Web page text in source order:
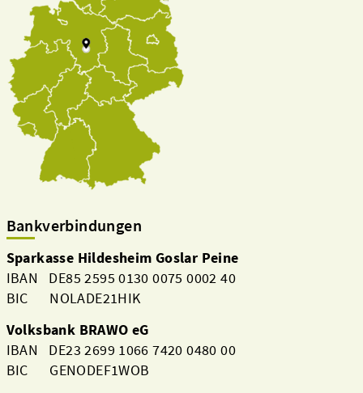
Bankverbindungen
Sparkasse Hildesheim Goslar Peine
IBAN DE85 2595 0130 0075 0002 40
BIC NOLADE21HIK
Volksbank BRAWO eG
IBAN DE23 2699 1066 7420 0480 00
BIC GENODEF1WOB